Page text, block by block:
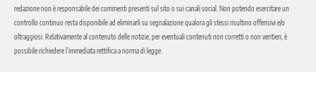
redazione non è responsabile dei commenti presenti sul sito o sui canali social. Non potendo esercitare un
controllo continuo resta disponibile ad eliminarli su segnalazione qualora gli stessi risultino offensivi e/o
oltraggiosi. Relativamente al contenuto delle notizie, per eventuali contenuti non corretti o non veritieri, è
possibile richiedere l’immediata rettifica a norma di legge.